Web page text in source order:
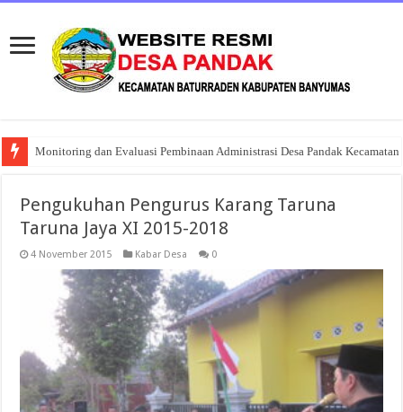
Monitoring dan Evaluasi Pembinaan Administrasi Desa Pandak Kecamatan
Pengukuhan Pengurus Karang Taruna
Taruna Jaya XI 2015-2018
4 November 2015 Kabar Desa 0